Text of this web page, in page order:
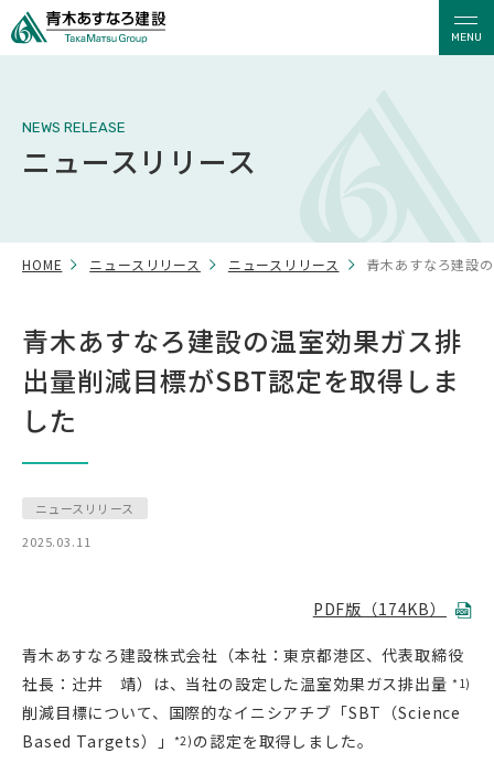
MENU
NEWS RELEASE
ニュースリリース
HOME ニュースリリース ニュースリリース 青木あすなろ建設
青木あすなろ建設の温室効果ガス排
出量削減目標がSBT認定を取得しま
した
ニュースリリース
2025.03.11
PDF版（174KB）
青木あすなろ建設株式会社（本社：東京都港区、代表取締役
社長：辻󠄀井 靖）は、当社の設定した温室効果ガス排出量 *1)
削減目標について、国際的なイニシアチブ「SBT（Science
Based Targets）」
*2) の認定を取得しました。